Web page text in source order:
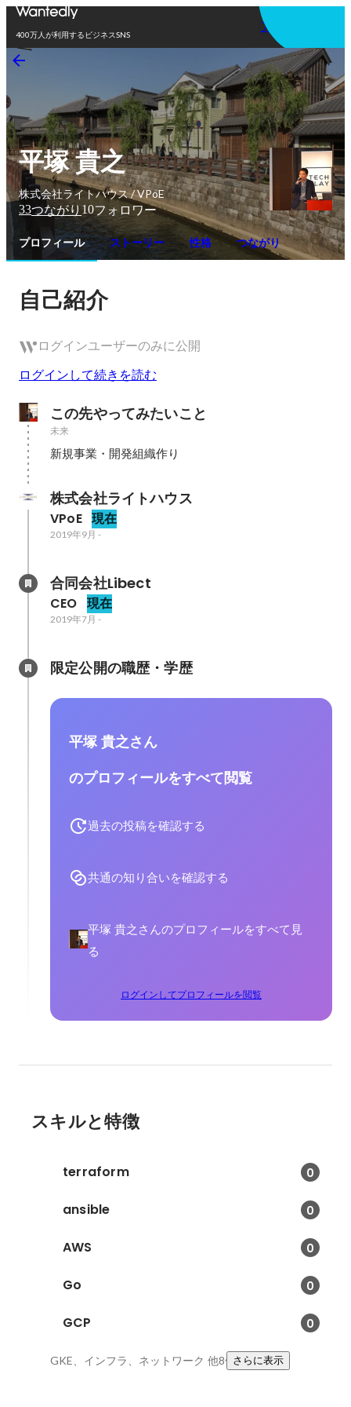
400万人が利用するビジネスSNS
アプリを使う
平塚 貴之
株式会社ライトハウス / VPoE
33つながり10フォロワー
プロフィール ストーリー 性格 つながり
自己紹介
ログインユーザーのみに公開
ログインして続きを読む
この先やってみたいこと
未来
新規事業・開発組織作り
株式会社ライトハウス
VPoE 現在
2019年9月 -
合同会社Libect
CEO 現在
2019年7月 -
限定公開の職歴・学歴
平塚 貴之さん
のプロフィールをすべて閲覧
過去の投稿を確認する
共通の知り合いを確認する
平塚 貴之さんのプロフィールをすべて見
る
ログインしてプロフィールを閲覧
スキルと特徴
terraform 0
ansible 0
AWS 0
Go 0
GCP 0
GKE、インフラ、ネットワーク 他8件さらに表示